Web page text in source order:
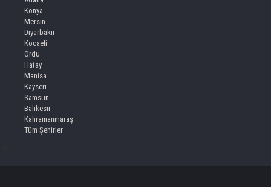
Konya
Mersin
Diyarbakir
Kocaeli
Ordu
Hatay
Manisa
Kayseri
Samsun
Balıkesir
Kahramanmaraş
Tüm Şehirler